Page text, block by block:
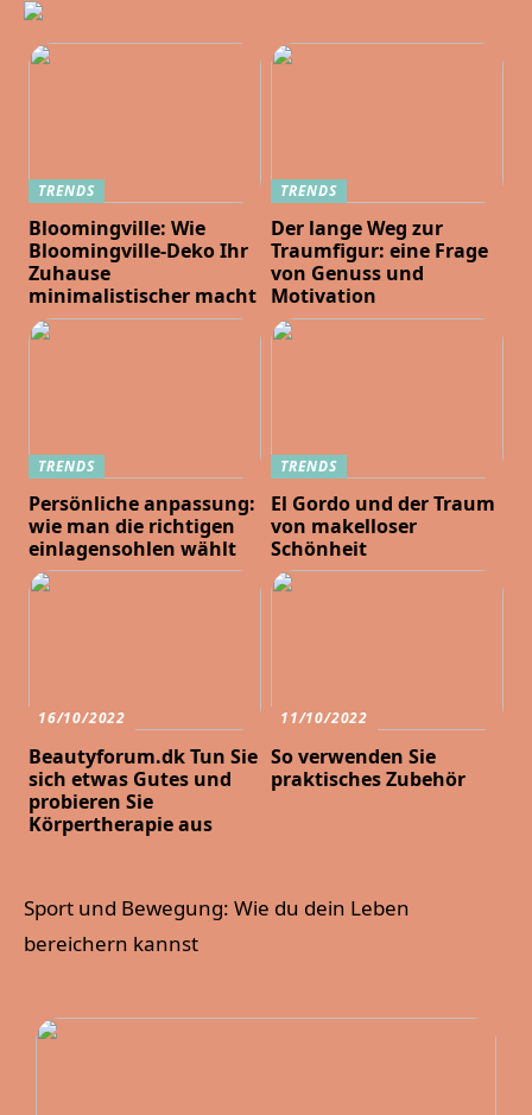
TRENDS
Bloomingville: Wie
Bloomingville-Deko Ihr
Zuhause
minimalistischer macht
TRENDS
Der lange Weg zur
Traumfigur: eine Frage
von Genuss und
Motivation
TRENDS
Persönliche anpassung:
wie man die richtigen
einlagensohlen wählt
TRENDS
El Gordo und der Traum
von makelloser
Schönheit
16/10/2022
Beautyforum.dk Tun Sie
sich etwas Gutes und
probieren Sie
Körpertherapie aus
11/10/2022
So verwenden Sie
praktisches Zubehör
Sport und Bewegung: Wie du dein Leben
bereichern kannst